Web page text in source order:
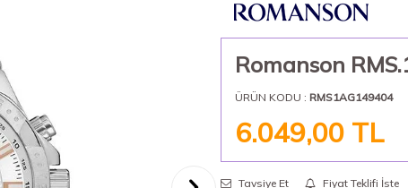
Romanson
ÜRÜN KODU : RMS1AG149404
6.049,00 TL
Tavsiye Et Fiyat Teklifi İste